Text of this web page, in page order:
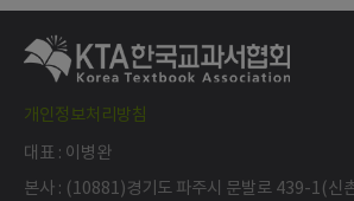
개인정보처리방침
대표 : 이병완
본사 : (10881)경기도 파주시 문발로 439-1(신